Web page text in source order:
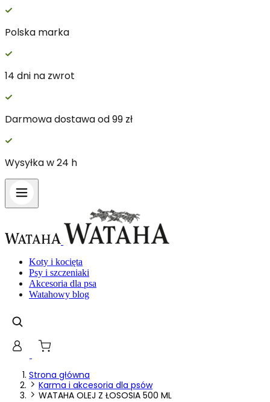
Polska marka
14 dni na zwrot
Darmowa dostawa od 99 zł
Wysyłka w 24 h
Koty i kocięta
Psy i szczeniaki
Akcesoria dla psa
Watahowy blog
Strona główna
Karma i akcesoria dla psów
WATAHA OLEJ Z ŁOSOSIA 500 ML
witrynie. Informacje o tym, jak korzystasz z naszej
Partnerzy mogą połączyć te informacje z innymi danymi
Niezbędne
preferowany język lub region, w którym znajduje się
Statystyka
Statystyczne pliki cookie pomagają właścicielem stron
gromadząc i zgłaszając anonimowe informacje.
Nieklasyfikowane pliki cookie, to pliki, które są w